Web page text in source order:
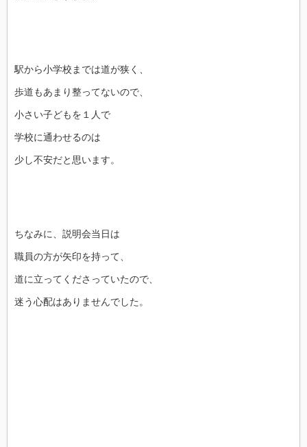
駅から小学校までは道が狭く、
歩道もあまり整ってないので、
小さい子どもを１人で
学校に通わせるのは
少し不安だと思います。
ちなみに、説明会当日は
職員の方が矢印を持って、
道に立ってくださっていたので、
迷う心配はありませんでした。